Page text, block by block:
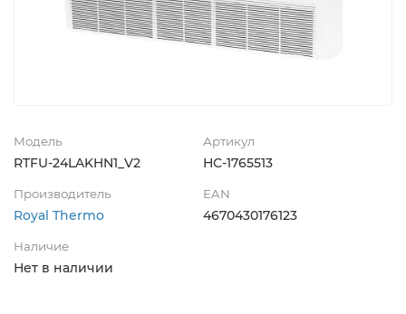
Модель
RTFU-24LAKHN1_V2
Артикул
НС-1765513
Производитель
Royal Thermo
EAN
4670430176123
Наличие
Нет в наличии